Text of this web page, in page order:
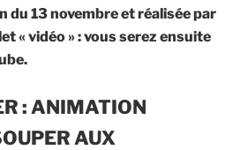
du 13 novembre et réalisée par
« vidéo » : vous serez ensuite
: ANIMATION
AUX